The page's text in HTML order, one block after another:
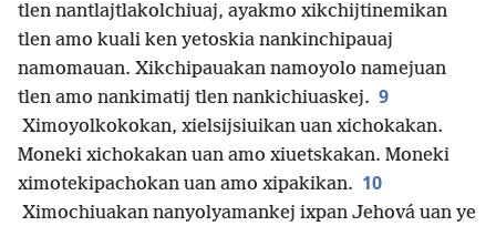
tlen nantlajtlakolchiuaj, ayakmo xikchijtinemikan
tlen amo kuali ken yetoskia nankinchipauaj
namomauan. Xikchipauakan namoyolo namejuan
tlen amo nankimatij tlen nankichiuaskej. 9
Ximoyolkokokan, xielsijsiuikan uan xichokakan.
Moneki xichokakan uan amo xiuetskakan. Moneki
ximotekipachokan uan amo xipakikan. 10
Ximochiuakan nanyolyamankej ixpan Jehová uan ye